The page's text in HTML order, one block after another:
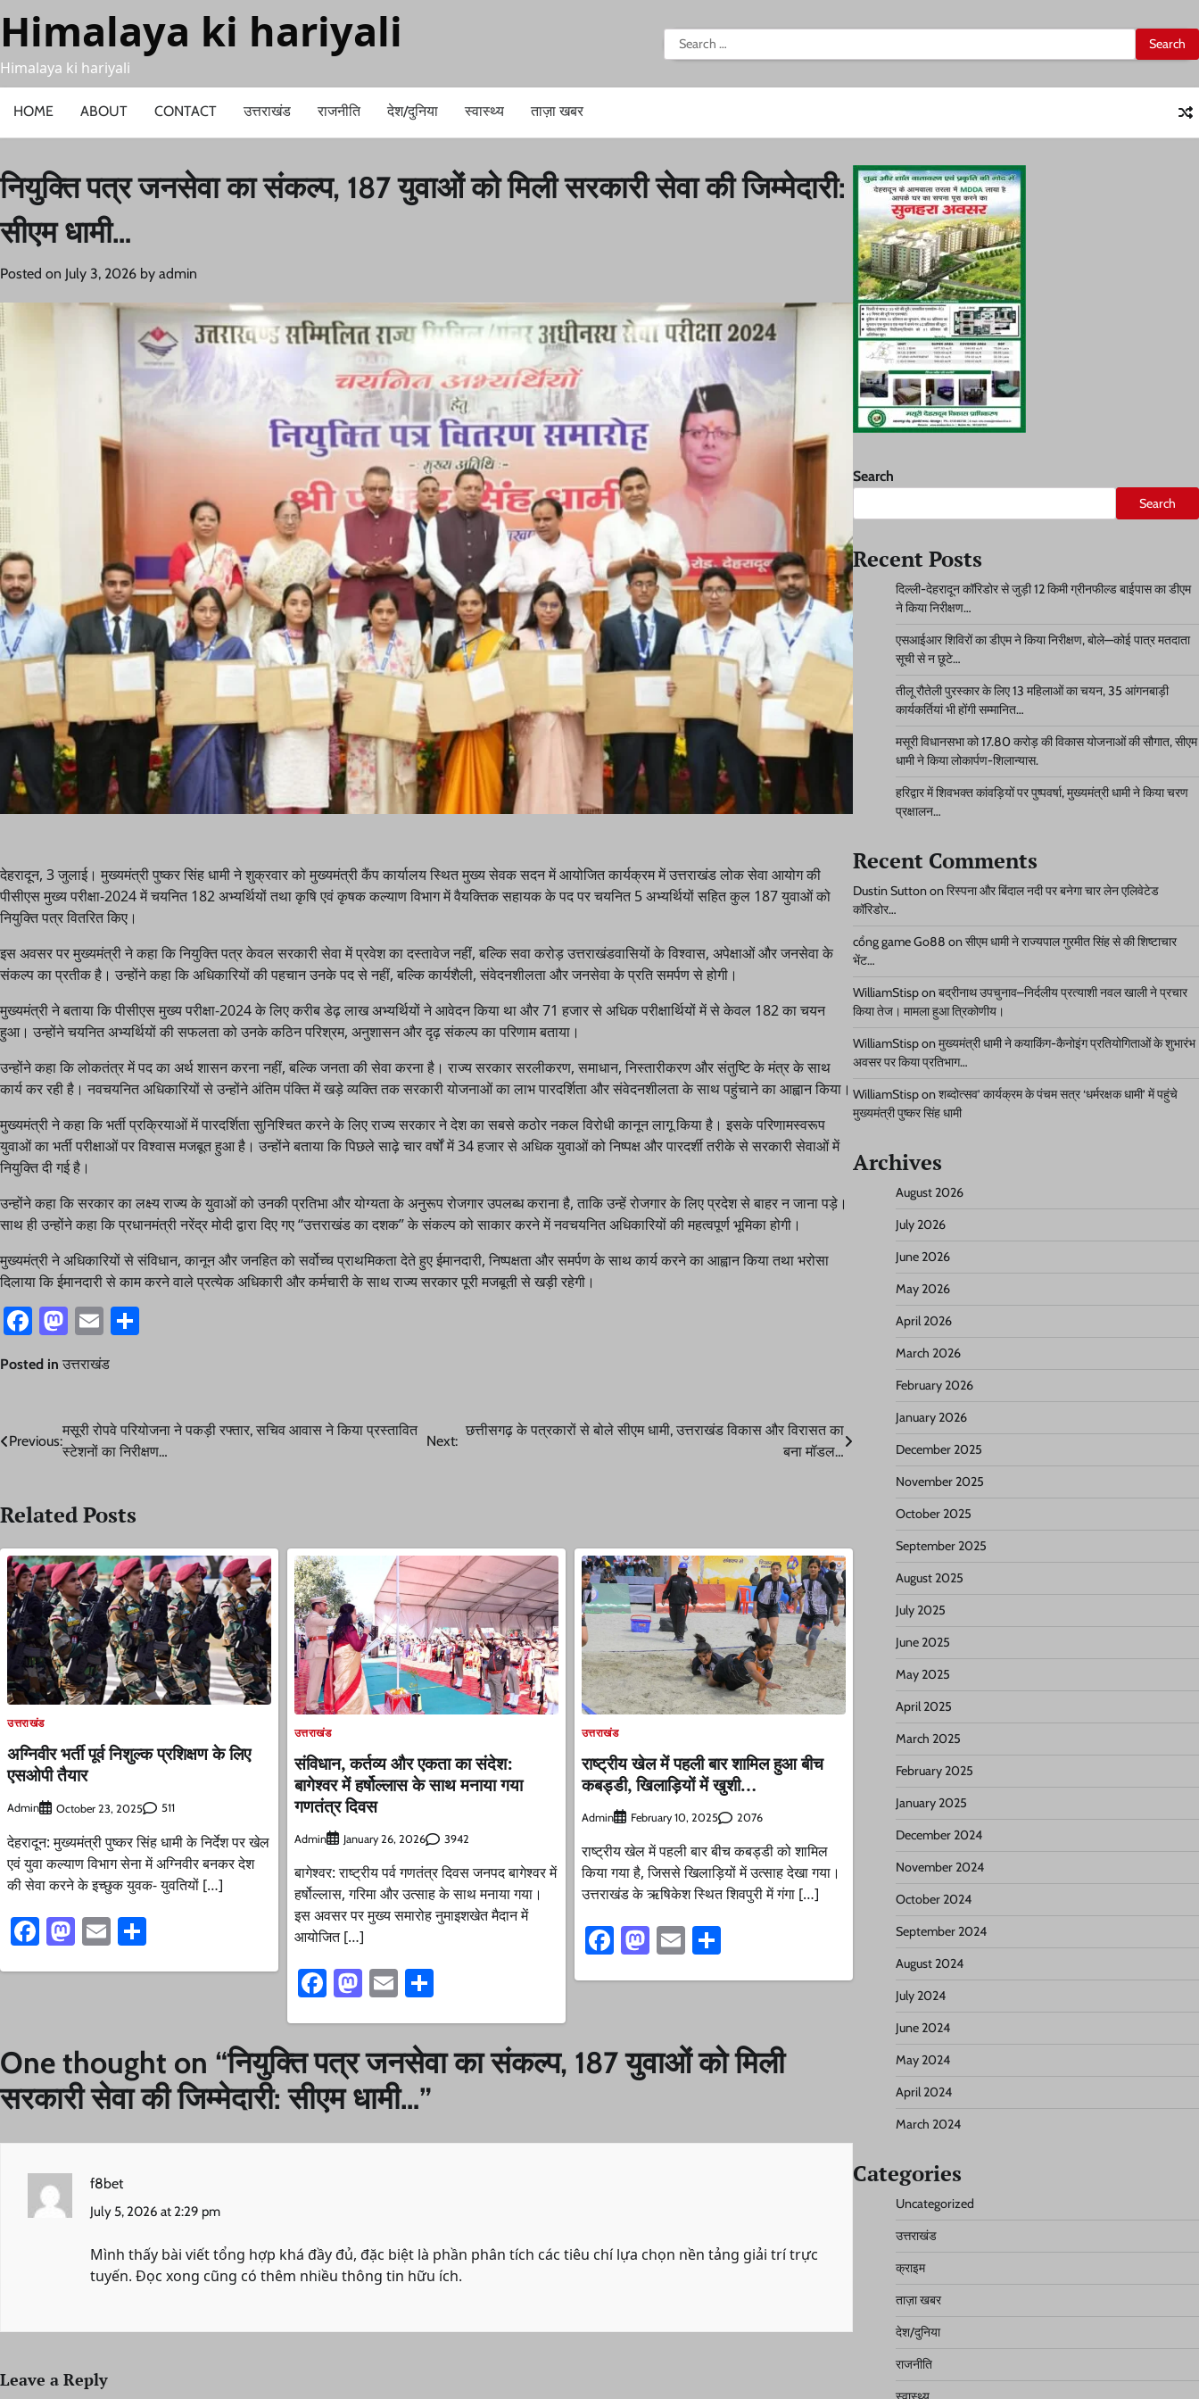
to
content
Himalaya ki hariyali
Himalaya ki hariyali
Search
for:
HOME ABOUT CONTACT उत्तराखंड राजनीति देश/दुनिया स्वास्थ्य ताज़ा खबर
नियुक्ति पत्र जनसेवा का संकल्प, 187 युवाओं को मिली सरकारी सेवा की जिम्मेदारी:
सीएम धामी…
Posted on July 3, 2026 by admin
देहरादून, 3 जुलाई। मुख्यमंत्री पुष्कर सिंह धामी ने शुक्रवार को मुख्यमंत्री कैंप कार्यालय स्थित मुख्य सेवक सदन में आयोजित कार्यक्रम में उत्तराखंड लोक सेवा आयोग की
पीसीएस मुख्य परीक्षा-2024 में चयनित 182 अभ्यर्थियों तथा कृषि एवं कृषक कल्याण विभाग में वैयक्तिक सहायक के पद पर चयनित 5 अभ्यर्थियों सहित कुल 187 युवाओं को
नियुक्ति पत्र वितरित किए।
इस अवसर पर मुख्यमंत्री ने कहा कि नियुक्ति पत्र केवल सरकारी सेवा में प्रवेश का दस्तावेज नहीं, बल्कि सवा करोड़ उत्तराखंडवासियों के विश्वास, अपेक्षाओं और जनसेवा के
संकल्प का प्रतीक है। उन्होंने कहा कि अधिकारियों की पहचान उनके पद से नहीं, बल्कि कार्यशैली, संवेदनशीलता और जनसेवा के प्रति समर्पण से होगी।
मुख्यमंत्री ने बताया कि पीसीएस मुख्य परीक्षा-2024 के लिए करीब डेढ़ लाख अभ्यर्थियों ने आवेदन किया था और 71 हजार से अधिक परीक्षार्थियों में से केवल 182 का चयन
हुआ। उन्होंने चयनित अभ्यर्थियों की सफलता को उनके कठिन परिश्रम, अनुशासन और दृढ़ संकल्प का परिणाम बताया।
उन्होंने कहा कि लोकतंत्र में पद का अर्थ शासन करना नहीं, बल्कि जनता की सेवा करना है। राज्य सरकार सरलीकरण, समाधान, निस्तारीकरण और संतुष्टि के मंत्र के साथ
कार्य कर रही है। नवचयनित अधिकारियों से उन्होंने अंतिम पंक्ति में खड़े व्यक्ति तक सरकारी योजनाओं का लाभ पारदर्शिता और संवेदनशीलता के साथ पहुंचाने का आह्वान किया।
मुख्यमंत्री ने कहा कि भर्ती प्रक्रियाओं में पारदर्शिता सुनिश्चित करने के लिए राज्य सरकार ने देश का सबसे कठोर नकल विरोधी कानून लागू किया है। इसके परिणामस्वरूप
युवाओं का भर्ती परीक्षाओं पर विश्वास मजबूत हुआ है। उन्होंने बताया कि पिछले साढ़े चार वर्षों में 34 हजार से अधिक युवाओं को निष्पक्ष और पारदर्शी तरीके से सरकारी सेवाओं में
नियुक्ति दी गई है।
उन्होंने कहा कि सरकार का लक्ष्य राज्य के युवाओं को उनकी प्रतिभा और योग्यता के अनुरूप रोजगार उपलब्ध कराना है, ताकि उन्हें रोजगार के लिए प्रदेश से बाहर न जाना पड़े।
साथ ही उन्होंने कहा कि प्रधानमंत्री नरेंद्र मोदी द्वारा दिए गए “उत्तराखंड का दशक” के संकल्प को साकार करने में नवचयनित अधिकारियों की महत्वपूर्ण भूमिका होगी।
मुख्यमंत्री ने अधिकारियों से संविधान, कानून और जनहित को सर्वोच्च प्राथमिकता देते हुए ईमानदारी, निष्पक्षता और समर्पण के साथ कार्य करने का आह्वान किया तथा भरोसा
दिलाया कि ईमानदारी से काम करने वाले प्रत्येक अधिकारी और कर्मचारी के साथ राज्य सरकार पूरी मजबूती से खड़ी रहेगी।
Facebook
Mastodon
Email
Posted in उत्तराखंड
Post
Previous:
मसूरी रोपवे परियोजना ने पकड़ी रफ्तार, सचिव आवास ने किया प्रस्तावित
स्टेशनों का निरीक्षण…
Next:
छत्तीसगढ़ के पत्रकारों से बोले सीएम धामी, उत्तराखंड विकास और विरासत का
बना मॉडल…
Related Posts
उत्तराखंड
अग्निवीर भर्ती पूर्व निशुल्क प्रशिक्षण के लिए
एसओपी तैयार
Admin October 23, 2025 511
देहरादून: मुख्यमंत्री पुष्कर सिंह धामी के निर्देश पर खेल
एवं युवा कल्याण विभाग सेना में अग्निवीर बनकर देश
की सेवा करने के इच्छुक युवक- युवतियों […]
Facebook
Mastodon
Email
उत्तराखंड
संविधान, कर्तव्य और एकता का संदेश:
बागेश्वर में हर्षोल्लास के साथ मनाया गया
गणतंत्र दिवस
Admin January 26, 2026 3942
बागेश्वर: राष्ट्रीय पर्व गणतंत्र दिवस जनपद बागेश्वर में
हर्षोल्लास, गरिमा और उत्साह के साथ मनाया गया।
इस अवसर पर मुख्य समारोह नुमाइशखेत मैदान में
आयोजित […]
Facebook
Mastodon
EmailShare
उत्तराखंड
राष्ट्रीय खेल में पहली बार शामिल हुआ बीच
कबड्डी, खिलाड़ियों में खुशी…
Admin February 10, 2025 2076
राष्ट्रीय खेल में पहली बार बीच कबड्डी को शामिल
किया गया है, जिससे खिलाड़ियों में उत्साह देखा गया।
उत्तराखंड के ऋषिकेश स्थित शिवपुरी में गंगा […]
Facebook
Mastodon
EmailShare
One thought on “नियुक्ति पत्र जनसेवा का संकल्प, 187 युवाओं को मिली
सरकारी सेवा की जिम्मेदारी: सीएम धामी…”
f8bet
July 5, 2026 at 2:29 pm
Mình thấy bài viết tổng hợp khá đầy đủ, đặc biệt là phần phân tích các tiêu chí lựa chọn nền tảng giải trí trực
tuyến. Đọc xong cũng có thêm nhiều thông tin hữu ích.
Leave a Reply
Search
Search
Recent Posts
दिल्ली-देहरादून कॉरिडोर से जुड़ी 12 किमी ग्रीनफील्ड बाईपास का डीएम
ने किया निरीक्षण…
एसआईआर शिविरों का डीएम ने किया निरीक्षण, बोले—कोई पात्र मतदाता
सूची से न छूटे…
तीलू रौतेली पुरस्कार के लिए 13 महिलाओं का चयन, 35 आंगनबाड़ी
कार्यकर्तियां भी होंगी सम्मानित…
मसूरी विधानसभा को 17.80 करोड़ की विकास योजनाओं की सौगात, सीएम
धामी ने किया लोकार्पण-शिलान्यास.
हरिद्वार में शिवभक्त कांवड़ियों पर पुष्पवर्षा, मुख्यमंत्री धामी ने किया चरण
प्रक्षालन…
Recent Comments
Dustin Suttononरिस्पना और बिंदाल नदी पर बनेगा चार लेन एलिवेटेड
कॉरिडोर…
cổng game Go88 onसीएम धामी ने राज्यपाल गुरमीत सिंह से की शिष्टाचार
भेंट…
WilliamStisponबद्रीनाथ उपचुनाव–निर्दलीय प्रत्याशी नवल खाली ने प्रचार
किया तेज। मामला हुआ त्रिकोणीय।
WilliamStisponमुख्यमंत्री धामी ने कयाकिंग-कैनोइंग प्रतियोगिताओं के शुभारंभ
अवसर पर किया प्रतिभाग…
WilliamStisponशब्दोत्सव’ कार्यक्रम के पंचम सत्र ‘धर्मरक्षक धामी’ में पहुंचे
मुख्यमंत्री पुष्कर सिंह धामी
Archives
August 2026
July 2026
June 2026
May 2026
April 2026
March 2026
February 2026
January 2026
December 2025
November 2025
October 2025
September 2025
August 2025
July 2025
June 2025
May 2025
April 2025
March 2025
February 2025
January 2025
December 2024
November 2024
October 2024
September 2024
August 2024
July 2024
June 2024
May 2024
April 2024
March 2024
Categories
Uncategorized
उत्तराखंड
क्राइम
ताज़ा खबर
देश/दुनिया
राजनीति